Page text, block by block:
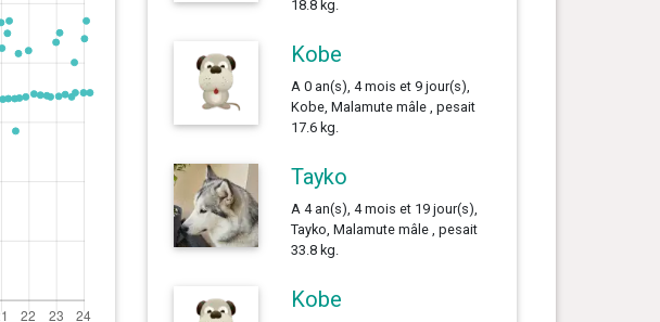
18.8 kg.
Kobe
A 0 an(s), 4 mois et 9 jour(s),
Kobe, Malamute mâle , pesait
17.6 kg.
Tayko
A 4 an(s), 4 mois et 19 jour(s),
Tayko, Malamute mâle , pesait
33.8 kg.
Kobe